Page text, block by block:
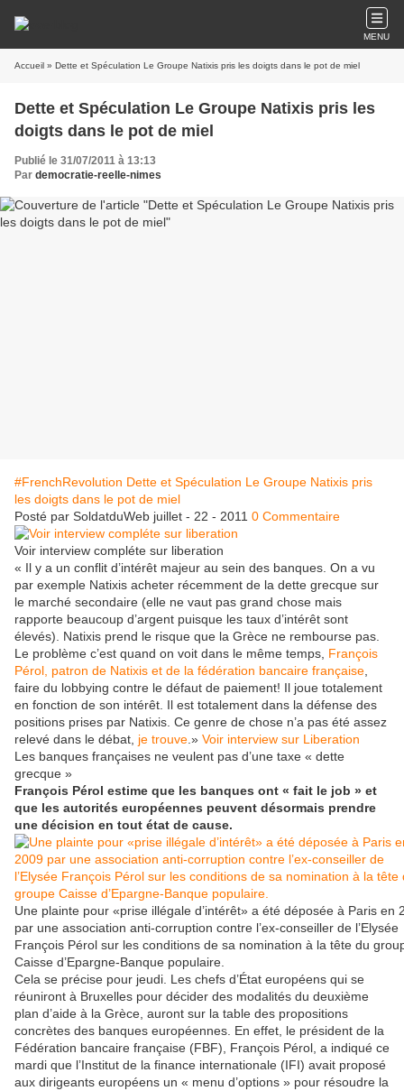
MENU
Accueil » Dette et Spéculation Le Groupe Natixis pris les doigts dans le pot de miel
Dette et Spéculation Le Groupe Natixis pris les
doigts dans le pot de miel
Publié le 31/07/2011 à 13:13
Par democratie-reelle-nimes
#FrenchRevolution Dette et Spéculation Le Groupe Natixis pris
les doigts dans le pot de miel
Posté par SoldatduWeb juillet - 22 - 2011 0 Commentaire
Voir interview compléte sur liberation
« Il y a un conflit d’intérêt majeur au sein des banques. On a vu
par exemple Natixis acheter récemment de la dette grecque sur
le marché secondaire (elle ne vaut pas grand chose mais
rapporte beaucoup d’argent puisque les taux d’intérêt sont
élevés). Natixis prend le risque que la Grèce ne rembourse pas.
Le problème c’est quand on voit dans le même temps, François
Pérol, patron de Natixis et de la fédération bancaire française
faire du lobbying contre le défaut de paiement! Il joue totalement
en fonction de son intérêt. Il est totalement dans la défense des
positions prises par Natixis. Ce genre de chose n’a pas été assez
relevé dans le débat, je trouve .» Voir interview sur Liberation
Les banques françaises ne veulent pas d’une taxe « dette
grecque »
François Pérol estime que les banques ont « fait le job » et
que les autorités européennes peuvent désormais prendre
une décision en tout état de cause.
Une plainte pour «prise illégale d’intérêt» a été déposée à Paris en
par une association anti-corruption contre l’ex-conseiller de l’Elysée
François Pérol sur les conditions de sa nomination à la tête du
Caisse d’Epargne-Banque populaire.
Cela se précise pour jeudi. Les chefs d’État européens qui se
réuniront à Bruxelles pour décider des modalités du deuxième
plan d’aide à la Grèce, auront sur la table des propositions
concrètes des banques européennes. En effet, le président de la
Fédération bancaire française (FBF), François Pérol, a indiqué ce
mardi que l’Institut de la finance internationale (IFI) avait proposé
aux dirigeants européens un « menu d’options » pour résoudre la